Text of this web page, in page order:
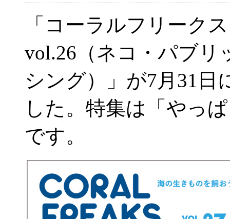
「コーラルフリークス
vol.26（ネコ・パブリ
シング）」が7月31日
した。特集は「やっ
です。